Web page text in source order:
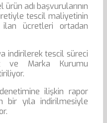
adı başvurularının
tescil maliyetinin
ilan ücretleri ortadan
indirilerek tescil süreci
ve Marka Kurumu
ilişkin rapor
bir yıla indirilmesiyle